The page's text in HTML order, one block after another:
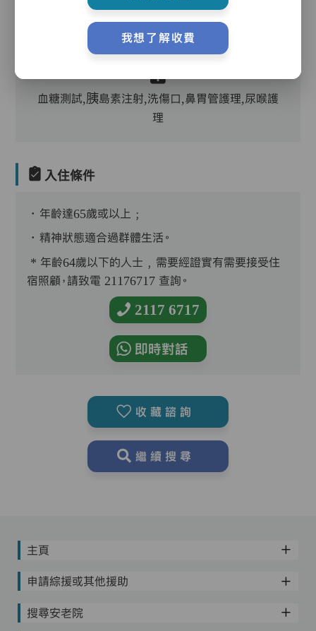
護理評估、執藥、核派藥、量度生命表徵、協助沐
血糖測試,胰島素注射,洗傷口,鼻胃管護理,尿喉護
理
入住條件
．年齡達65歲或以上﹔
．精神狀態適合過群體生活。
* 年齡64歲以下的人士﹐需要經證實有需要接受住
宿照顧，請致電 21176717 查詢。
2117 6717
即時對話
收藏諮詢
繼續搜尋
主頁
申請綜援或其他援助
搜尋安老院
我想了解收費